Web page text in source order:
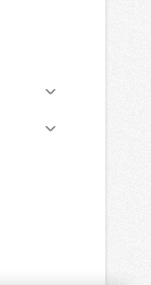
›
›